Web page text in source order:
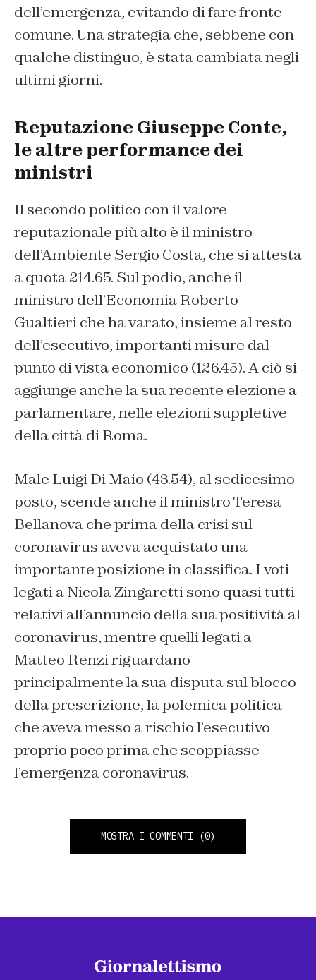
dell’emergenza, evitando di fare fronte
comune. Una strategia che, sebbene con
qualche distinguo, è stata cambiata negli
ultimi giorni.
Reputazione Giuseppe Conte,
le altre performance dei
ministri
Il secondo politico con il valore
reputazionale più alto è il ministro
dell’Ambiente Sergio Costa, che si attesta
a quota 214.65. Sul podio, anche il
ministro dell’Economia Roberto
Gualtieri che ha varato, insieme al resto
dell’esecutivo, importanti misure dal
punto di vista economico (126.45). A ciò si
aggiunge anche la sua recente elezione a
parlamentare, nelle elezioni suppletive
della città di Roma.
Male Luigi Di Maio (43.54), al sedicesimo
posto, scende anche il ministro Teresa
Bellanova che prima della crisi sul
coronavirus aveva acquistato una
importante posizione in classifica. I voti
legati a Nicola Zingaretti sono quasi tutti
relativi all’annuncio della sua positività al
coronavirus, mentre quelli legati a
Matteo Renzi riguardano
principalmente la sua disputa sul blocco
della prescrizione, la polemica politica
che aveva messo a rischio l’esecutivo
proprio poco prima che scoppiasse
l’emergenza coronavirus.
MOSTRA I COMMENTI (0)